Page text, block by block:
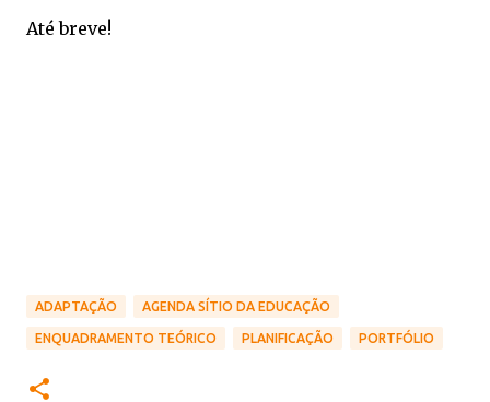
Até breve!
ADAPTAÇÃO AGENDA SÍTIO DA EDUCAÇÃO
ENQUADRAMENTO TEÓRICO PLANIFICAÇÃO PORTFÓLIO